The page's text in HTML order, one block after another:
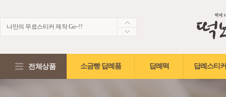
나만의 무료스티커 제작 Go~!!
적립금2,000원 + 5%적립혜택!!
전체상품 소금빵 답례품 답례떡 답례스티